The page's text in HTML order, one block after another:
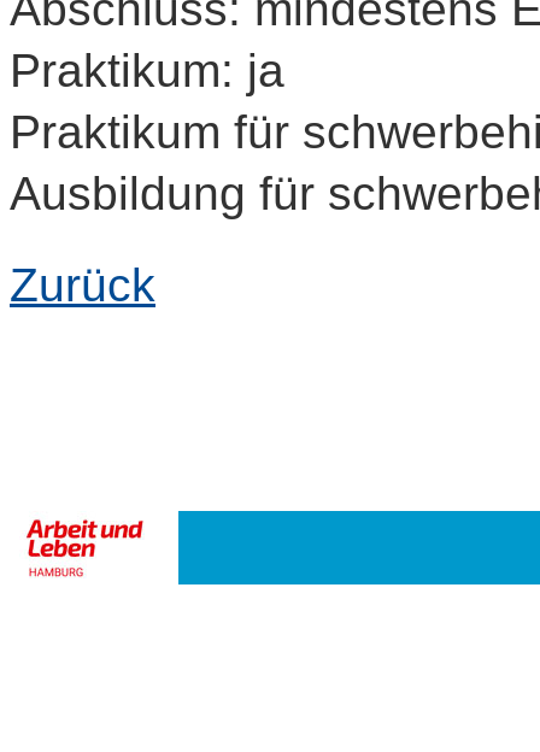
Praktikum: ja
Praktikum für
Ausbildung für
Zurück